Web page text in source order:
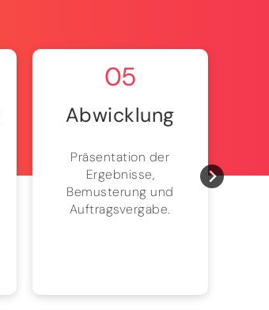
05
Abwicklung
Präsentation der
Ergebnisse,
Bemusterung und
Auftragsvergabe.